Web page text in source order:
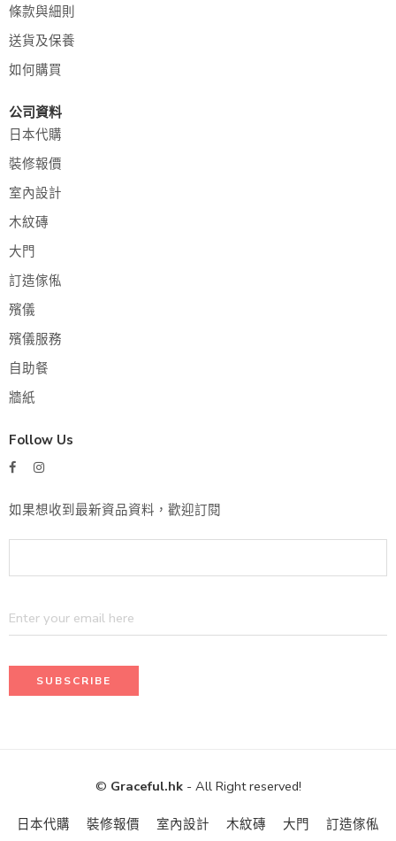
條款與細則
送貨及保養
如何購買
公司資料
日本代購
裝修報價
室內設計
木紋磚
大門
訂造傢俬
殯儀
殯儀服務
自助餐
牆紙
Follow Us
如果想收到最新資品資料，歡迎訂閱
© Graceful.hk- All Right reserved!
日本代購 裝修報價 室內設計 木紋磚 大門 訂造傢俬